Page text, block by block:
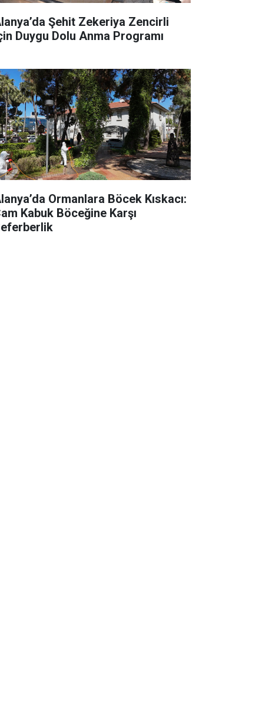
Şehit Zekeriya Zencirli
Duygu Dolu Anma Programı
Ormanlara Böcek Kıskacı:
Kabuk Böceğine Karşı